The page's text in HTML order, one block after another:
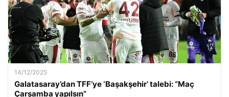
14/12/2025
Galatasaray’dan TFF’ye ‘Başakşehir’ talebi: “Maç
Çarşamba yapılsın”